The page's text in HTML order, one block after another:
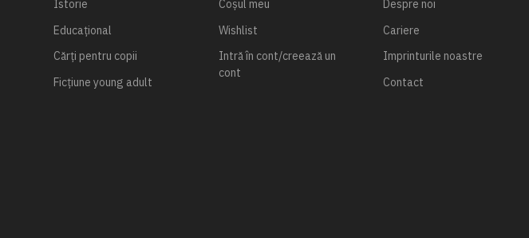
Istorie
Educațional
Cărți pentru copii
Ficțiune young adult
Coșul meu
Wishlist
Intră în cont/creează un
cont
Despre noi
Cariere
Imprinturile noastre
Contact